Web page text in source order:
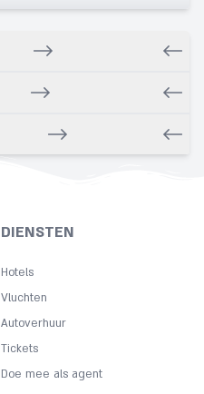
DIENSTEN
Hotels
Vluchten
Autoverhuur
Tickets
Doe mee als agent